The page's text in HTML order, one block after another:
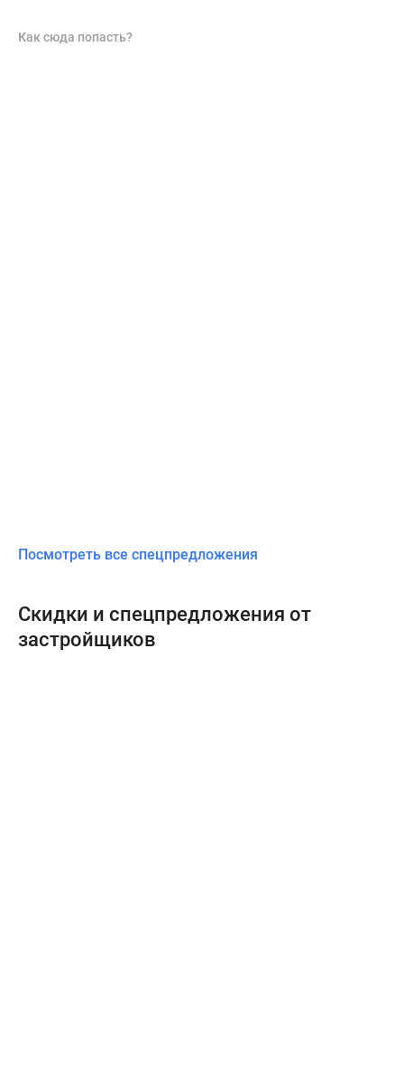
Как сюда попасть?
Посмотреть все спецпредложения
Скидки и спецпредложения от
застройщиков